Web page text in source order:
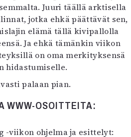
Juuri täällä arktisella
jotka ehkä päättävät sen,
elämä tällä kivipallolla
Ja ehkä tämänkin viikon
on oma merkityksensä
hidastumiselle.
palaan pian.
WWW-OSOITTEITA:
-viikon ohjelma ja esittelyt: